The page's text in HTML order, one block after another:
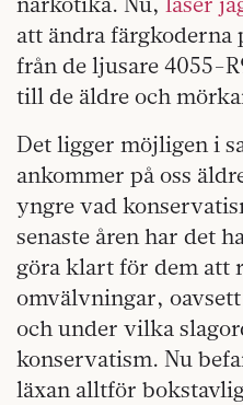
att ändra färgkoderna
från de ljusare 4055-
till de äldre och
Det ligger möjligen i
ankommer på oss
yngre vad
senaste åren har det
göra klart för dem att
omvälvningar,
och under vilka
konservatism. Nu
läxan alltför